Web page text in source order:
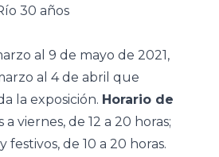
30 años
al 9 de mayo de 2021,
al 4 de abril que
la exposición. Horario de
viernes, de 12 a 20 horas;
festivos, de 10 a 20 horas.